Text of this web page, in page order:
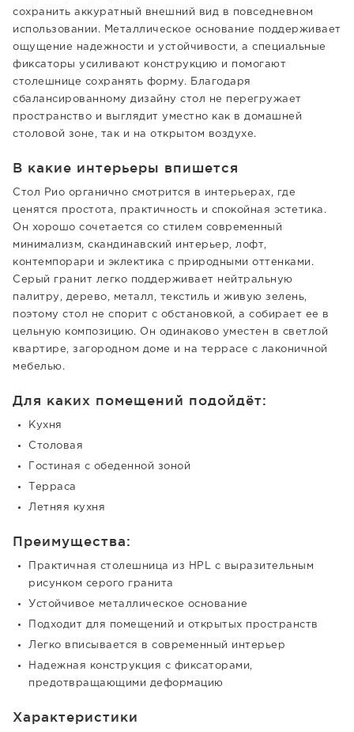
сохранить аккуратный внешний вид в повседневном
использовании. Металлическое основание поддерживает
ощущение надежности и устойчивости, а специальные
фиксаторы усиливают конструкцию и помогают
столешнице сохранять форму. Благодаря
сбалансированному дизайну стол не перегружает
пространство и выглядит уместно как в домашней
столовой зоне, так и на открытом воздухе.
В какие интерьеры впишется
Стол Рио органично смотрится в интерьерах, где
ценятся простота, практичность и спокойная эстетика.
Он хорошо сочетается со стилем современный
минимализм, скандинавский интерьер, лофт,
контемпорари и эклектика с природными оттенками.
Серый гранит легко поддерживает нейтральную
палитру, дерево, металл, текстиль и живую зелень,
поэтому стол не спорит с обстановкой, а собирает ее в
цельную композицию. Он одинаково уместен в светлой
квартире, загородном доме и на террасе с лаконичной
мебелью.
Для каких помещений подойдёт:
Кухня
Столовая
Гостиная с обеденной зоной
Терраса
Летняя кухня
Преимущества:
Практичная столешница из HPL с выразительным
рисунком серого гранита
Устойчивое металлическое основание
Подходит для помещений и открытых пространств
Легко вписывается в современный интерьер
Надежная конструкция с фиксаторами,
предотвращающими деформацию
Характеристики